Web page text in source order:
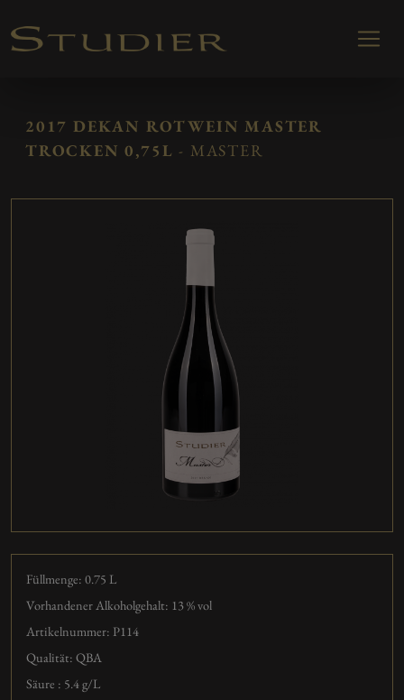
2017 DEKAN ROTWEIN MASTER
TROCKEN 0,75L- MASTER
Füllmenge: 0.75 L
Vorhandener Alkoholgehalt: 13 % vol
Artikelnummer: P114
Qualität: QBA
Säure : 5.4 g/L